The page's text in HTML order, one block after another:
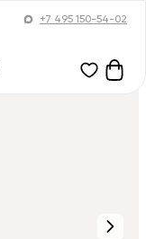
+7 495 150-54-02